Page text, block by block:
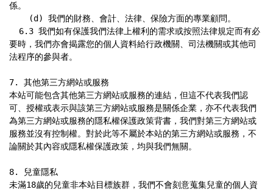
係。
要時，我們亦會揭露您的個人資料給行政機關、司法機關或其他司
法程序的參與者。
7. 其他第三方網站或服務
本站可能包含其他第三方網站或服務的連結，但這不代表我們認
可、授權或表示與該第三方網站或服務是關係企業，亦不代表我們
為第三方網站或服務的隱私權保護政策背書，我們對第三方網站或
服務並沒有控制權。對於此等不屬於本站的第三方網站或服務，不
論關於其內容或隱私權保護政策，均與我們無關。
8. 兒童隱私
未滿18歲的兒童非本站目標族群，我們不會刻意蒐集兒童的個人資